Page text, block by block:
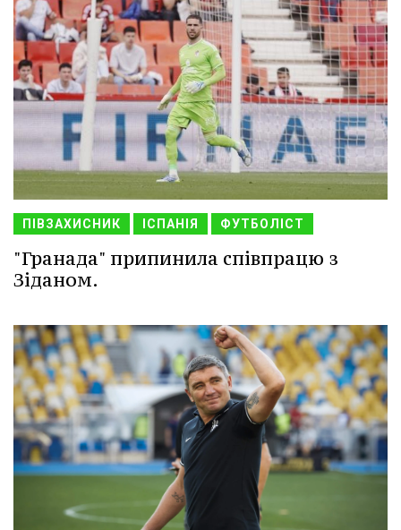
ПІВЗАХИСНИК ІСПАНІЯ ФУТБОЛІСТ
"Гранада" припинила співпрацю з
Зіданом.